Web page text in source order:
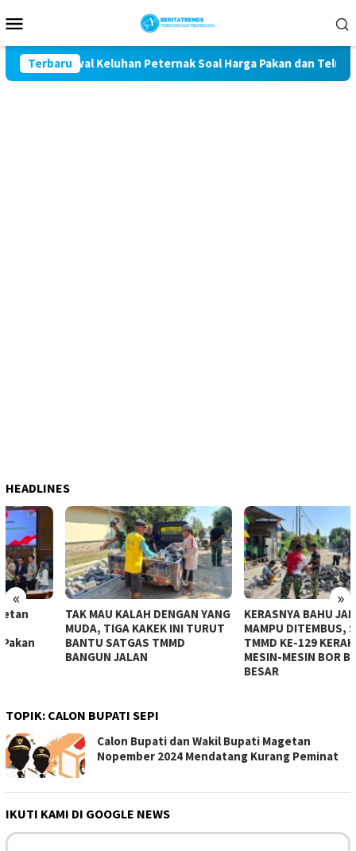
ke
Mobile
Terbaru
Komit Kawal Keluhan Peternak Soal Harga Pakan dan Telur
HEADLINES
« »
TAK MAU KALAH DENGAN YANG
MUDA, TIGA KAKEK INI TURUT
BANTU SATGAS TMMD
BANGUN JALAN
KERASNYA BAHU JALAN TAK
MAMPU DITEMBUS, SATGAS
TMMD KE-129 KERAHKAN
MESIN-MESIN BOR BERUKURAN
TOPIK: CALON BUPATI SEPI
Calon Bupati dan Wakil Bupati Magetan
Nopember 2024 Mendatang Kurang Peminat
IKUTI KAMI DI GOOGLE NEWS